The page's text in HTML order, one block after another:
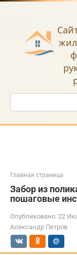
Перейти
Поиск:
Главная страница
Забор из
пошаговые
Опубликовано: 22
Александр Петров